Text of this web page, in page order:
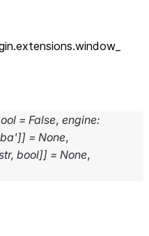
= False, engine:
]] = None,
, bool]] = None,